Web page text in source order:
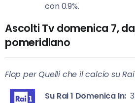
con 0.9%.
Ascolti Tv domenica 7,
pomeridiano
Flop per Quelli che il calcio su
Su Rai 1 Domenica In: